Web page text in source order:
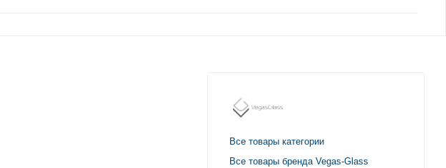
Все товары категории
Все товары бренда Vegas-Glass